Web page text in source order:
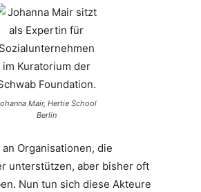
Mair, Hertie School
Berlin
Organisationen, die
unterstützen, aber bisher oft
Nun tun sich diese Akteure